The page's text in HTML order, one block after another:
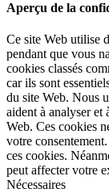
Aperçu de la
Ce site Web utilise
pendant que vous
cookies classés
car ils sont
du site Web. Nous
aident à analyser et
Web. Ces cookies
votre
ces cookies.
peut affecter votre
Nécessaires